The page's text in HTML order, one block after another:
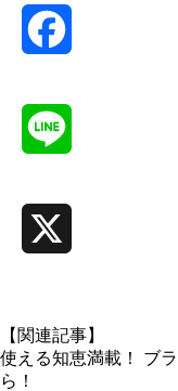
【関連記事】
使える知恵満載！ ブ
ら！